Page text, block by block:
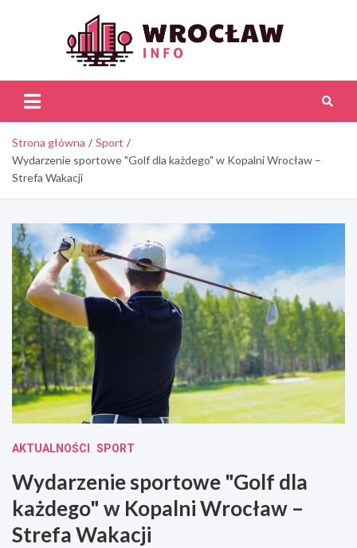
Strona główna
Sport
Wydarzenie sportowe "Golf dla każdego" w Kopalni Wrocław –
Strefa Wakacji
AKTUALNOŚCI SPORT
Wydarzenie sportowe "Golf dla
każdego" w Kopalni Wrocław –
Strefa Wakacji